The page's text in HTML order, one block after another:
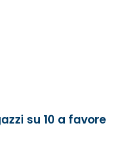
su 10 a favore